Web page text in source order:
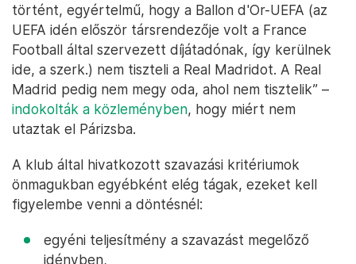
történt, egyértelmű, hogy a Ballon d'Or-UEFA (az
UEFA idén először társrendezője volt a France
Football által szervezett díjátadónak, így kerülnek
ide, a szerk.) nem tiszteli a Real Madridot. A Real
Madrid pedig nem megy oda, ahol nem tisztelik” –
indokolták a közleményben, hogy miért nem
utaztak el Párizsba.
A klub által hivatkozott szavazási kritériumok
önmagukban egyébként elég tágak, ezeket kell
figyelembe venni a döntésnél:
egyéni teljesítmény a szavazást megelőző
idényben,